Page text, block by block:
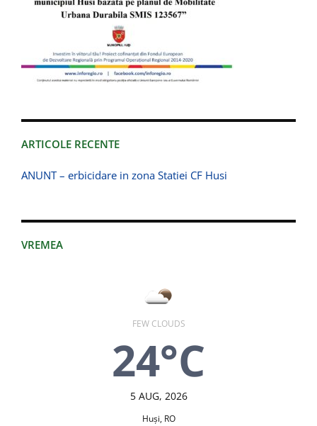
ARTICOLE RECENTE
ANUNT – erbicidare in zona Statiei CF Husi
VREMEA
FEW CLOUDS
24°C
5 AUG, 2026
Huşi, RO